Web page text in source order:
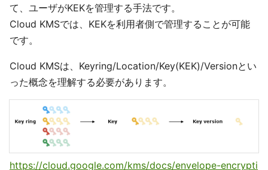
て、ユーザがKEKを管理する手法です。
Cloud KMSでは、KEKを利用者側で管理することが可能
です。
Cloud KMSは、Keyring/Location/Key(KEK)/Versionとい
った概念を理解する必要があります。
https://cloud.google.com/kms/docs/envelope-encrypti